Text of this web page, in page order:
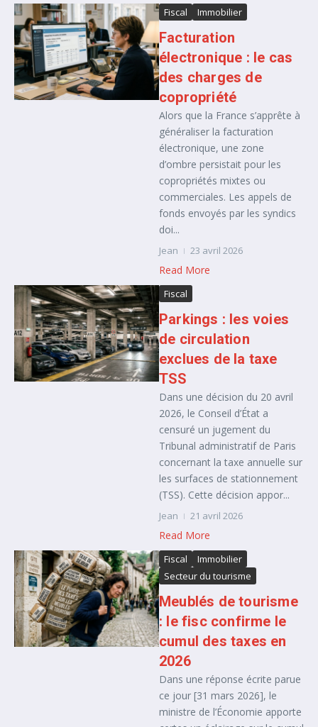
Fiscal Immobilier
Facturation
électronique : le cas
des charges de
copropriété
Alors que la France s’apprête à
généraliser la facturation
électronique, une zone
d’ombre persistait pour les
copropriétés mixtes ou
commerciales. Les appels de
fonds envoyés par les syndics
doi...
Jean 23 avril 2026
Read More
Fiscal
Parkings : les voies
de circulation
exclues de la taxe
TSS
Dans une décision du 20 avril
2026, le Conseil d’État a
censuré un jugement du
Tribunal administratif de Paris
concernant la taxe annuelle sur
les surfaces de stationnement
(TSS). Cette décision appor...
Jean 21 avril 2026
Read More
Fiscal
Immobilier
Secteur du tourisme
Meublés de tourisme
: le fisc confirme le
cumul des taxes en
2026
Dans une réponse écrite parue
ce jour [31 mars 2026], le
ministre de l’Économie apporte